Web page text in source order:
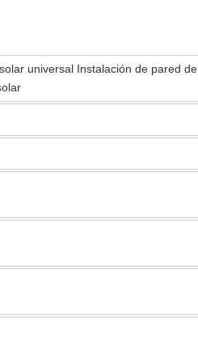
universal Instalación de pared de